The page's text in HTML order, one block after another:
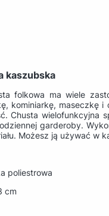
kaszubska
folkowa ma wiele
kominiarkę, maseczkę
Chusta
garderoby.
Możesz ją używać w
poliestrowa
cm